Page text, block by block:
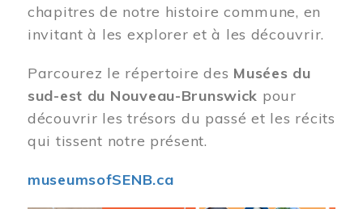
chapitres de notre histoire commune, en
invitant à les explorer et à les découvrir.
Parcourez le répertoire des Musées du
sud-est du Nouveau-Brunswick pour
découvrir les trésors du passé et les récits
qui tissent notre présent.
museumsofSENB.ca